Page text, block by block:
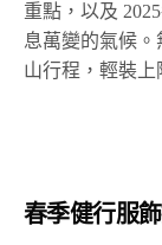
重點，以及
息萬變的氣候
山行程，輕裝上
春季健行服